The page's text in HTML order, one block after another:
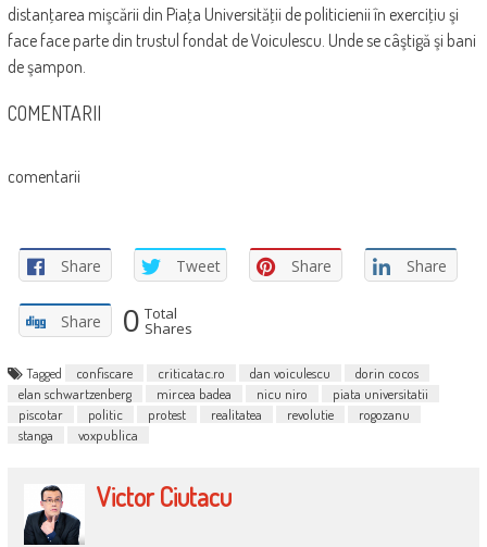
distanţarea mişcării din Piaţa Universităţii de politicienii în exerciţiu şi
face face parte din trustul fondat de Voiculescu. Unde se câştigă şi bani
de şampon.
COMENTARII
comentarii
Share Tweet Share Share
Share 0 Total
Shares
Tagged confiscare criticatac.ro dan voiculescu
dorin cocos
elan schwartzenberg
mircea badea nicu niro
piata universitatii
piscotar
politic protest realitatea revolutie
rogozanu
stanga
voxpublica
Victor Ciutacu